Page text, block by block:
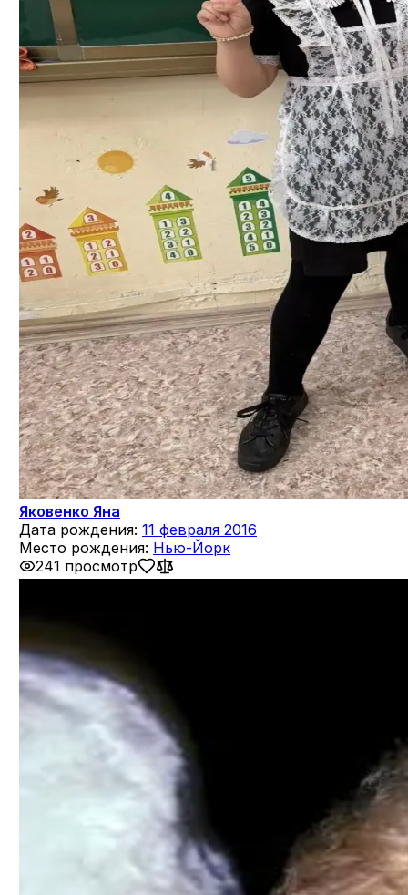
Яковенко Яна
Дата рождения: 11 февраля 2016
Место рождения: Нью-Йорк
241 просмотр